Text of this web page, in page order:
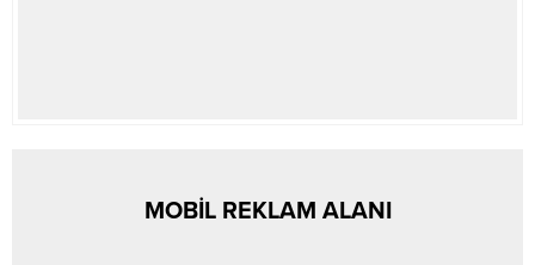
MOBİL REKLAM ALANI